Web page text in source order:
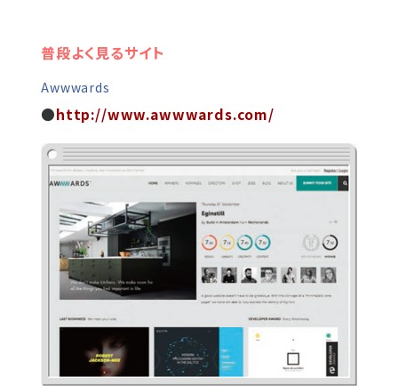
普段よく見るサイト
Awwwards
●http://www.awwwards.com/